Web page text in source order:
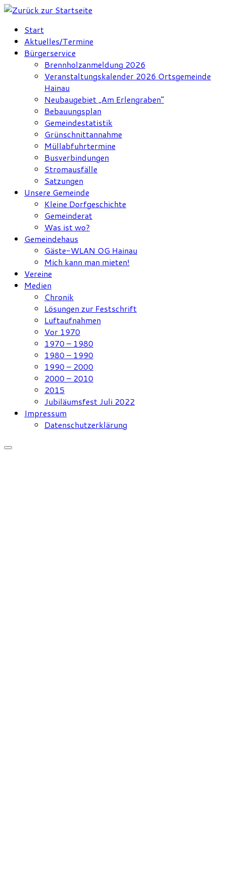
Zum
springen
Start
Aktuelles/Termine
Bürgerservice
Brennholzanmeldung 2026
Veranstaltungskalender 2026 Ortsgemeinde
Hainau
Neubaugebiet „Am Erlengraben“
Bebauungsplan
Gemeindestatistik
Grünschnittannahme
Müllabfuhrtermine
Busverbindungen
Stromausfälle
Satzungen
Unsere Gemeinde
Kleine Dorfgeschichte
Gemeinderat
Was ist wo?
Gemeindehaus
Gäste-WLAN OG Hainau
Mich kann man mieten!
Vereine
Medien
Chronik
Lösungen zur Festschrift
Luftaufnahmen
Vor 1970
1970 – 1980
1980 – 1990
1990 – 2000
2000 – 2010
2015
Jubiläumsfest Juli 2022
Impressum
Datenschutzerklärung